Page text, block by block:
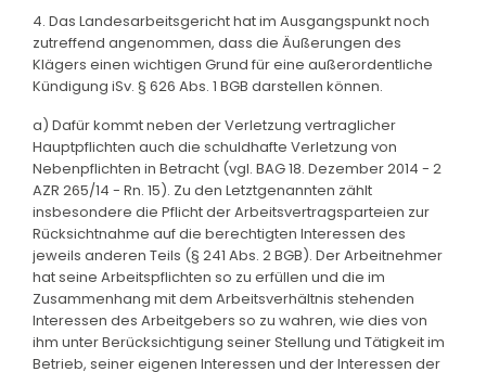
4. Das Landesarbeitsgericht hat im Ausgangspunkt noch
zutreffend angenommen, dass die Äußerungen des
Klägers einen wichtigen Grund für eine außerordentliche
Kündigung iSv. § 626 Abs. 1 BGB darstellen können.
a) Dafür kommt neben der Verletzung vertraglicher
Hauptpflichten auch die schuldhafte Verletzung von
Nebenpflichten in Betracht (vgl. BAG 18. Dezember 2014 - 2
AZR 265/14 - Rn. 15). Zu den Letztgenannten zählt
insbesondere die Pflicht der Arbeitsvertragsparteien zur
Rücksichtnahme auf die berechtigten Interessen des
jeweils anderen Teils (§ 241 Abs. 2 BGB). Der Arbeitnehmer
hat seine Arbeitspflichten so zu erfüllen und die im
Zusammenhang mit dem Arbeitsverhältnis stehenden
Interessen des Arbeitgebers so zu wahren, wie dies von
ihm unter Berücksichtigung seiner Stellung und Tätigkeit im
Betrieb, seiner eigenen Interessen und der Interessen der